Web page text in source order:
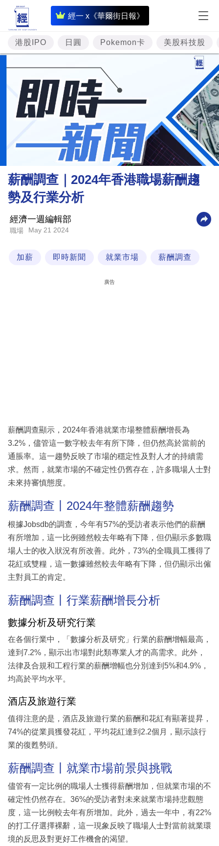
經一 x《華爾街日報》
即
時
財
經
專
題
投
資
樓
市
商
業
科
區
港股IPO 日圓 Pokemon卡 美股科技股
薪酬調查｜2024年香港職場薪酬趨
勢及行業分析
經濟一週編輯部
職場 May 21 2024
加薪 即時新聞 就業市場 薪酬調查
廣告
薪酬調查顯示，2024年香港就業市場整體薪酬增長為
3.2%，儘管這一數字較去年有所下降，但仍然高於當前的
通脹率。這一趨勢反映了市場的穩定性及對人才的持續需
求。然而，就業市場的不確定性仍舊存在，許多職場人士對
未來持審慎態度。
薪酬調查丨2024年整體薪酬趨勢
根據Jobsdb的調查，今年有57%的受訪者表示他們的薪酬
有所增加，這一比例雖然較去年略有下降，但仍顯示多數職
場人士的收入狀況有所改善。此外，73%的全職員工獲得了
花紅或雙糧，這一數據雖然較去年略有下降，但仍顯示出僱
主對員工的肯定。
薪酬調查丨行業薪酬增長分析
數據分析及研究行業
在各個行業中，「數據分析及研究」行業的薪酬增幅最高，
達到7.2%，顯示出市場對此類專業人才的高需求。此外，
法律及合規和工程行業的薪酬增幅也分別達到5%和4.9%，
均高於平均水平。
酒店及旅遊行業
值得注意的是，酒店及旅遊行業的薪酬和花紅有顯著提昇，
74%的從業員獲發花紅，平均花紅達到2.2個月，顯示該行
業的復甦勢頭。
薪酬調查丨就業市場前景與挑戰
儘管有一定比例的職場人士獲得薪酬增加，但就業市場的不
確定性仍然存在。36%的受訪者對未來就業市場持悲觀態
度，這一比例較去年有所增加。此外，過去一年中，有22%
的打工仔選擇裸辭，這一現象反映了職場人士對當前就業環
境的反思及對更好工作機會的渴望。